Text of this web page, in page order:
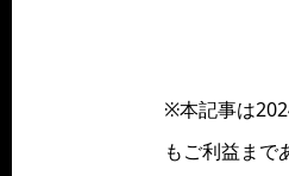
※本記事は
もご利益まで